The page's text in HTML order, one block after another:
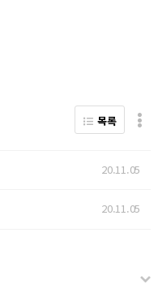
목록
20.11.05
20.11.05